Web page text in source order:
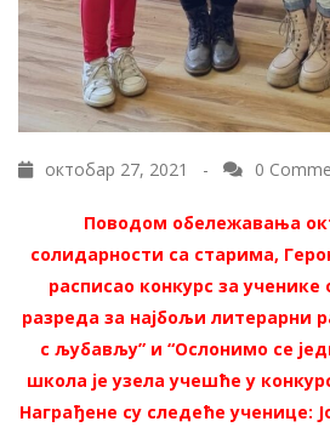
октобар 27, 2021 - 0
Поводом обележавања
солидарности са старима,
расписао конкурс за
разреда за најбољи литерарни
с љубављу” и “Ослонимо се
школа је узела учешће у
Награђене су следеће ученице: